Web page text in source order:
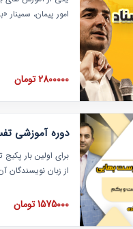
امور پیمان،
عملی در این
2800000 تومان
دوره آموزشی
برای اولین بار
از زبان
تصویری بوده و به
فهرست بها ارائه
1575000 تومان